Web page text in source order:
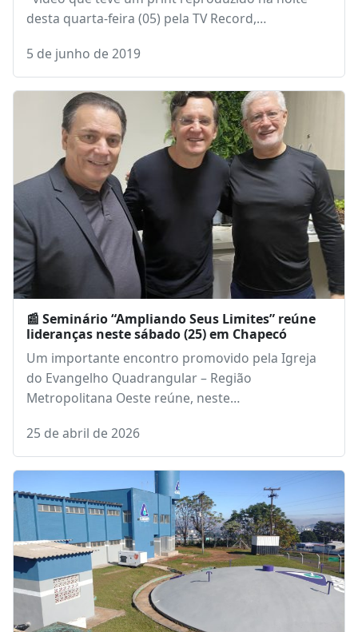
desta quarta-feira (05) pela TV Record,…
5 de junho de 2019
📰 Seminário “Ampliando Seus Limites” reúne
lideranças neste sábado (25) em Chapecó
Um importante encontro promovido pela Igreja
do Evangelho Quadrangular – Região
Metropolitana Oeste reúne, neste…
25 de abril de 2026